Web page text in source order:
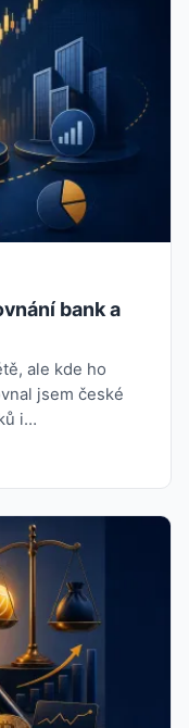
bank a
ale kde ho
jsem české
i…